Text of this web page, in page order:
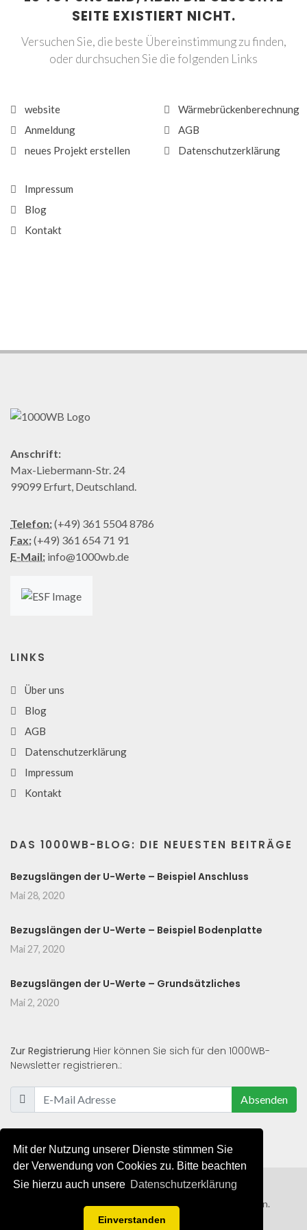
Mit der Nutzung unserer Dienste stimmen Sie
der Verwendung von Cookies zu. Bitte beachten
Sie hierzu auch unsere Datenschutzerklärung
Einverstanden
SEITE EXISTIERT NICHT.
Versuchen Sie, die beste Übereinstimmung zu finden,
oder durchsuchen Sie die folgenden Links
website
Anmeldung
neues Projekt erstellen
Wärmebrückenberechnung
AGB
Datenschutzerklärung
Impressum
Blog
Kontakt
Anschrift:
Max-Liebermann-Str. 24
99099 Erfurt, Deutschland.
Telefon:(+49) 361 5504 8786
Fax:(+49) 361 654 71 91
E-Mail: info@1000wb.de
LINKS
Über uns
Blog
AGB
Datenschutzerklärung
Impressum
Kontakt
DAS 1000WB-BLOG: DIE NEUESTEN BEITRÄGE
Bezugslängen der U-Werte – Beispiel Anschluss
Mai 28, 2020
Bezugslängen der U-Werte – Beispiel Bodenplatte
Mai 27, 2020
Bezugslängen der U-Werte – Grundsätzliches
Mai 2, 2020
Zur Registrierung Hier können Sie sich für den 1000WB-
Newsletter registrieren.:
Absenden
© 2019 - 2021 - Alle Rechte von 1000WB vorbehalten.
AGB/Datenschutzerklärung